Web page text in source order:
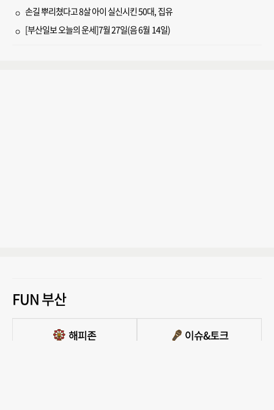
손길 뿌리쳤다고 8살 아이 실신시킨 50대, 집유
[부산일보 오늘의 운세]7월 27일(음 6월 14일)
FUN 부산